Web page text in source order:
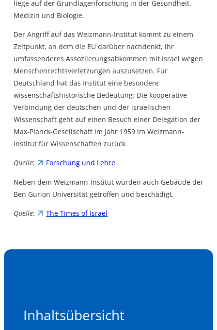
liege auf der Grundlagenforschung in der Gesundheit,
Medizin und Biologie.
Der Angriff auf das Weizmann-Institut kommt zu einem
Zeitpunkt, an dem die EU darüber nachdenkt, ihr
umfassenderes Assoziierungsabkommen mit Israel wegen
Menschenrechtsverletzungen auszusetzen. Für
Deutschland hat das Institut eine besondere
wissenschaftshistorische Bedeutung: Die kooperative
Verbindung der deutschen und der israelischen
Wissenschaft geht auf einen Besuch einer Delegation der
Max-Planck-Gesellschaft im Jahr 1959 im Weizmann-
Institut für Wissenschaften zurück.
Quelle: Forschung und Lehre
Neben dem Weizmann-Institut wurden auch Gebäude der
Ben Gurion Universität getroffen und beschädigt.
Quelle: The Times of Israel
Inhaltsübersicht